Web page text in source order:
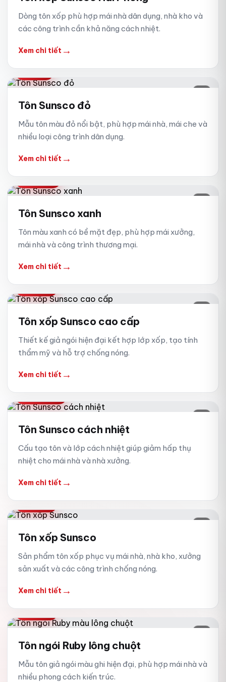
Dòng tôn xốp phù hợp mái nhà dân dụng, nhà kho và
các công trình cần khả năng cách nhiệt.
Xem chi tiết →
Tôn Sunsco đỏ
Mẫu tôn màu đỏ nổi bật, phù hợp mái nhà, mái che và
nhiều loại công trình dân dụng.
Xem chi tiết →
Tôn Sunsco xanh
Tôn màu xanh có bề mặt đẹp, phù hợp mái xưởng,
mái nhà và công trình thương mại.
Xem chi tiết →
Tôn xốp Sunsco cao cấp
Thiết kế giả ngói hiện đại kết hợp lớp xốp, tạo tính
thẩm mỹ và hỗ trợ chống nóng.
Xem chi tiết →
Tôn Sunsco cách nhiệt
Cấu tạo tôn và lớp cách nhiệt giúp giảm hấp thụ
nhiệt cho mái nhà và nhà xưởng.
Xem chi tiết →
Tôn xốp Sunsco
Sản phẩm tôn xốp phục vụ mái nhà, nhà kho, xưởng
sản xuất và các công trình chống nóng.
Xem chi tiết →
Tôn ngói Ruby lông chuột
Mẫu tôn giả ngói màu ghi hiện đại, phù hợp mái nhà và
nhiều phong cách kiến trúc.